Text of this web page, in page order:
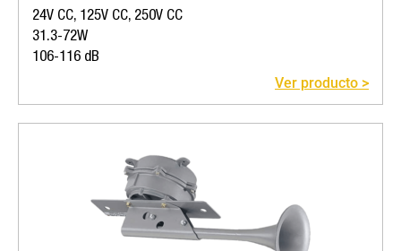
24V CC, 125V CC, 250V CC
31.3-72W
106-116 dB
Ver producto >